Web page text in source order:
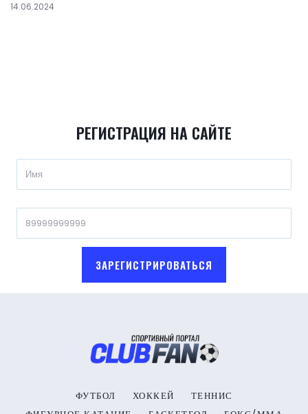
14.06.2024
РЕГИСТРАЦИЯ НА САЙТЕ
ЗАРЕГИСТРИРОВАТЬСЯ
ФУТБОЛ ХОККЕЙ
ТЕННИС